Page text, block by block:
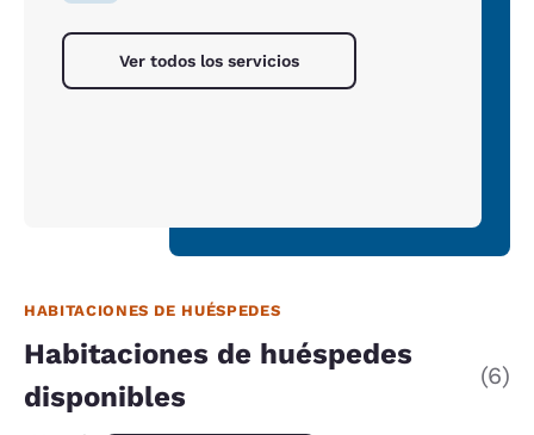
Ver todos los servicios
HABITACIONES DE HUÉSPEDES
Habitaciones de huéspedes
disponibles
(6)